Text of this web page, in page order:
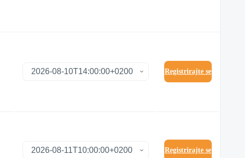
Registrirajte se
Registrirajte se